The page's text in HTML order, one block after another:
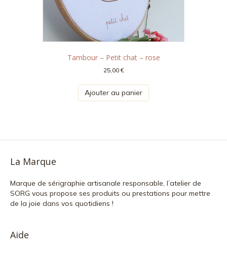
Tambour – Petit chat – rose
25,00€
Ajouter au panier
La Marque
Marque de sérigraphie artisanale responsable, l’atelier de
SORG vous propose ses produits ou prestations pour mettre
de la joie dans vos quotidiens !
Aide